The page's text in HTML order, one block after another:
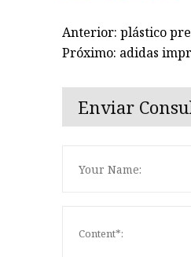
Anterior: plástico
Próximo: adidas
Enviar